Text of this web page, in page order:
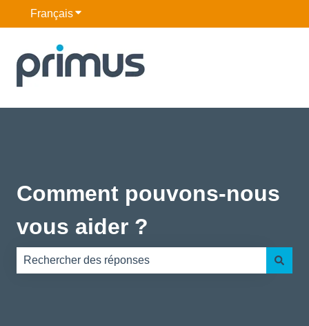
FrançaisAfficher le sous-menu pour les traductions
Comment pouvons-nous
vous aider ?